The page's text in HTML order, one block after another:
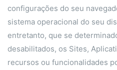
configurações do seu
sistema operacional do seu
entretanto, que se
desabilitados, os Sites,
recursos ou funcionalidades